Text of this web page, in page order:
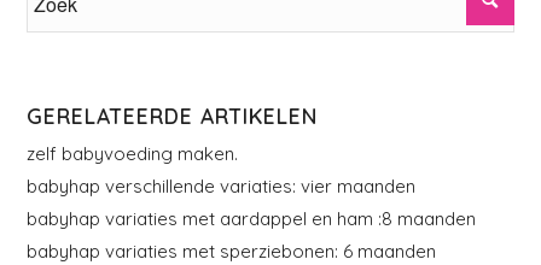
GERELATEERDE ARTIKELEN
zelf babyvoeding maken.
babyhap verschillende variaties: vier maanden
babyhap variaties met aardappel en ham :8 maanden
babyhap variaties met sperziebonen: 6 maanden